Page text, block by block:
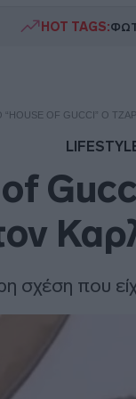
HOT TAGS:
“HOUSE OF GUCCI” Ο
σχέση που